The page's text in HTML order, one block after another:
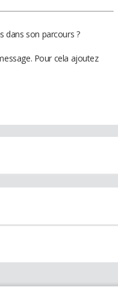
dans son parcours ?
Pour cela ajoutez